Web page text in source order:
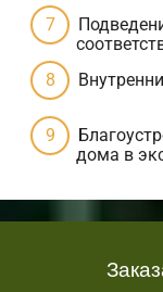
дома в